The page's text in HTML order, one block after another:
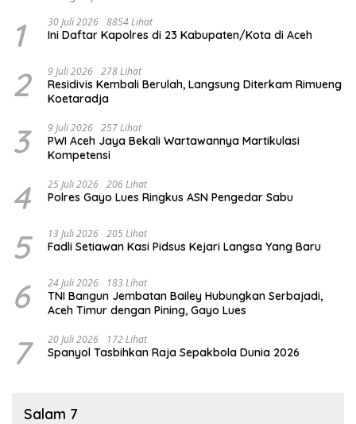
1 30 Juli 2026 8854 Lihat
Ini Daftar Kapolres di 23 Kabupaten/Kota di Aceh
2 9 Juli 2026 278 Lihat
Residivis Kembali Berulah, Langsung Diterkam Rimueng
Koetaradja
3 9 Juli 2026 257 Lihat
PWI Aceh Jaya Bekali Wartawannya Martikulasi
Kompetensi
4 25 Juli 2026 206 Lihat
Polres Gayo Lues Ringkus ASN Pengedar Sabu
5 13 Juli 2026 205 Lihat
Fadli Setiawan Kasi Pidsus Kejari Langsa Yang Baru
6 24 Juli 2026 183 Lihat
TNI Bangun Jembatan Bailey Hubungkan Serbajadi,
Aceh Timur dengan Pining, Gayo Lues
7 20 Juli 2026 172 Lihat
Spanyol Tasbihkan Raja Sepakbola Dunia 2026
Salam 7